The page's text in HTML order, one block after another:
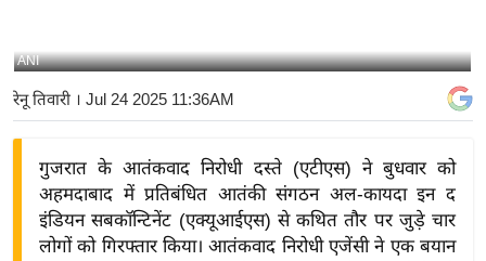
बि
ने
द्यो
ANI
रेनू तिवारी । Jul 24 2025 11:36AM
गुजरात के आतंकवाद निरोधी दस्ते (एटीएस) ने बुधवार को
अहमदाबाद में प्रतिबंधित आतंकी संगठन अल-कायदा इन द
इंडियन सबकॉन्टिनेंट (एक्यूआईएस) से कथित तौर पर जुड़े चार
लोगों को गिरफ्तार किया। आतंकवाद निरोधी एजेंसी ने एक बयान